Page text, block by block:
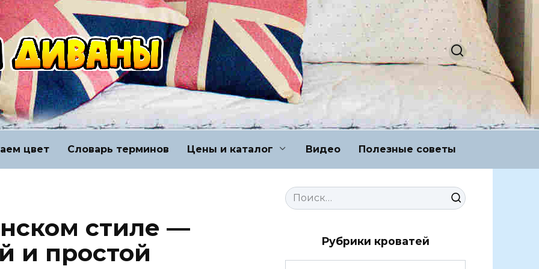
цвет Словарь терминов Цены и каталог Видео Полезные советы
стиле —
и простой
Search
for:
Рубрики кроватей